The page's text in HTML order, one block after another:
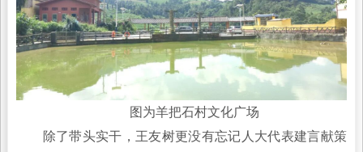
图为羊把石村文化广场
除了带头实干，王友树更没有忘记人大代表建言献策